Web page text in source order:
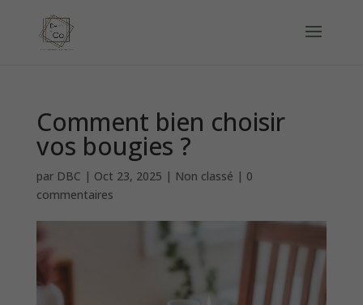
Comment bien choisir
vos bougies ?
par DBC | Oct 23, 2025 | Non classé | 0
commentaires